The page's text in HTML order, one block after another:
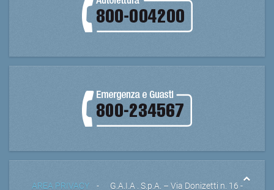
AREA PRIVACY- G.A.I.A . S.p.A. – Via Donizetti n. 16 -